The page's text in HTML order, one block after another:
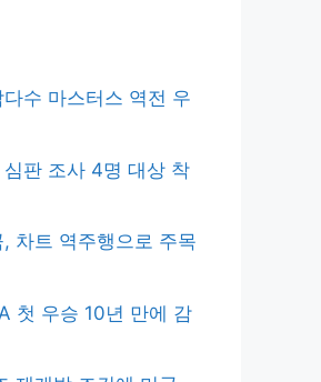
수 마스터스 역전 우
판 조사 4명 대상 착
차트 역주행으로 주목
첫 우승 10년 만에 감